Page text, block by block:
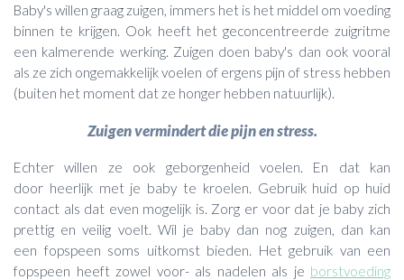
Baby's willen graag zuigen, immers het is het middel om voeding
binnen te krijgen. Ook heeft het geconcentreerde zuigritme
een kalmerende werking. Zuigen doen baby's dan ook vooral
als ze zich ongemakkelijk voelen of ergens pijn of stress hebben
(buiten het moment dat ze honger hebben natuurlijk).
Zuigen vermindert die pijn en stress.
Echter willen ze ook geborgenheid voelen. En dat kan
door heerlijk met je baby te kroelen. Gebruik huid op huid
contact als dat even mogelijk is. Zorg er voor dat je baby zich
prettig en veilig voelt. Wil je baby dan nog zuigen, dan kan
een fopspeen soms uitkomst bieden. Het gebruik van een
fopspeen heeft zowel voor- als nadelen als je borstvoeding